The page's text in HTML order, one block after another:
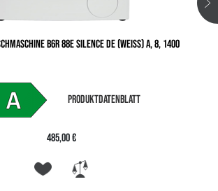
B6R 88E SILENCE DE (WEISS) A, 8, 1400
PRODUKTDATENBLATT
485,00 €